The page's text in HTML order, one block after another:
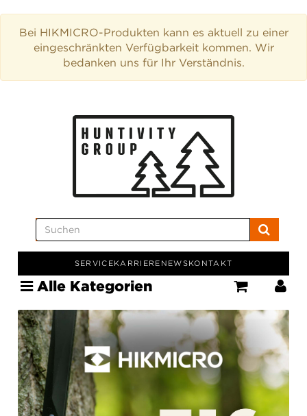
Bei HIKMICRO-Produkten kann es aktuell zu einer
eingeschränkten Verfügbarkeit kommen. Wir
bedanken uns für Ihr Verständnis.
SERVICEKARRIERE NEWSKONTAKT
Alle Kategorien